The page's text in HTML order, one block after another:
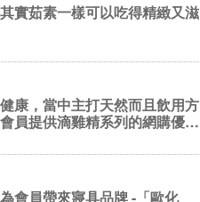
實茹素一樣可以吃得精緻又滋
康，當中主打天然而且飲用方
員提供滴雞精系列的網購優
會員帶來寢具品牌 -「歐化